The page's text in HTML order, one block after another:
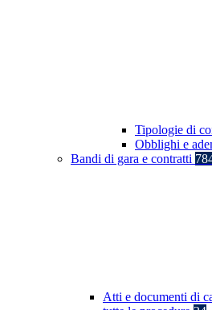
Tipologie di
Obblighi e
Bandi di gara e contratti
Atti e documenti di